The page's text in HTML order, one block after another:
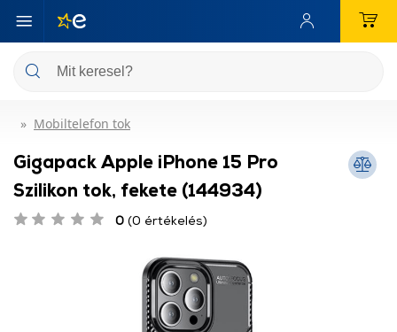
Mobiltelefon tok
Gigapack Apple iPhone 15 Pro
Szilikon tok, fekete (144934)
0 (0 értékelés)